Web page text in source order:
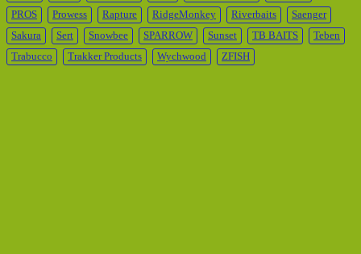
PROS
Prowess Rapture RidgeMonkey Riverbaits
Saenger
Sakura
Sert Snowbee SPARROW Sunset TB BAITS
Teben
Trabucco
Trakker Products Wychwood ZFISH